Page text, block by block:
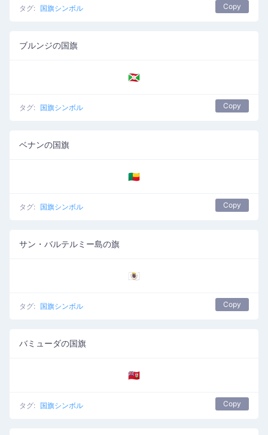
タグ: 国旗シンボル Copy
ブルンジの国旗
🇧🇮
タグ: 国旗シンボル Copy
ベナンの国旗
🇧🇯
タグ: 国旗シンボル Copy
サン・バルテルミー島の旗
🇧🇱
タグ: 国旗シンボル Copy
バミューダの国旗
🇧🇲
タグ: 国旗シンボル Copy